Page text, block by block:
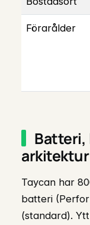
Förarålder
Batteri,
arkitektur
Taycan har
batteri
(standard).